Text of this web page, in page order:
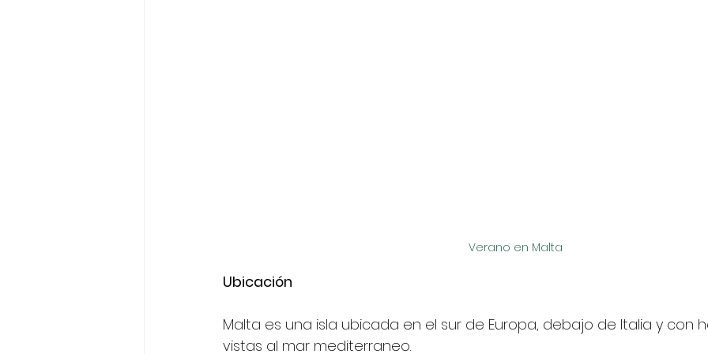
Verano en Malta
Ubicación
Malta es una isla ubicada en el sur de Europa, debajo de Italia y con
vistas al mar mediterraneo.